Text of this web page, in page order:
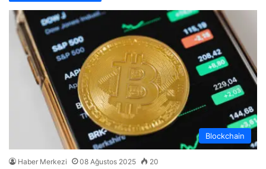
Blockchain
Haber Merkezi 08 Ağustos 2025 20